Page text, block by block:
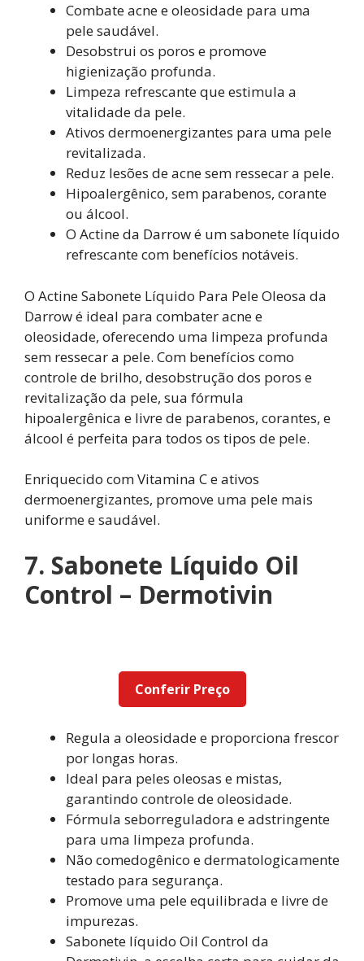
Combate acne e oleosidade para uma
pele saudável.
Desobstrui os poros e promove
higienização profunda.
Limpeza refrescante que estimula a
vitalidade da pele.
Ativos dermoenergizantes para uma pele
revitalizada.
Reduz lesões de acne sem ressecar a pele.
Hipoalergênico, sem parabenos, corante
ou álcool.
O Actine da Darrow é um sabonete líquido
refrescante com benefícios notáveis.
O Actine Sabonete Líquido Para Pele Oleosa da
Darrow é ideal para combater acne e
oleosidade, oferecendo uma limpeza profunda
sem ressecar a pele. Com benefícios como
controle de brilho, desobstrução dos poros e
revitalização da pele, sua fórmula
hipoalergênica e livre de parabenos, corantes, e
álcool é perfeita para todos os tipos de pele.
Enriquecido com Vitamina C e ativos
dermoenergizantes, promove uma pele mais
uniforme e saudável.
7. Sabonete Líquido Oil
Control – Dermotivin
Conferir Preço
Regula a oleosidade e proporciona frescor
por longas horas.
Ideal para peles oleosas e mistas,
garantindo controle de oleosidade.
Fórmula seborreguladora e adstringente
para uma limpeza profunda.
Não comedogênico e dermatologicamente
testado para segurança.
Promove uma pele equilibrada e livre de
impurezas.
Sabonete líquido Oil Control da